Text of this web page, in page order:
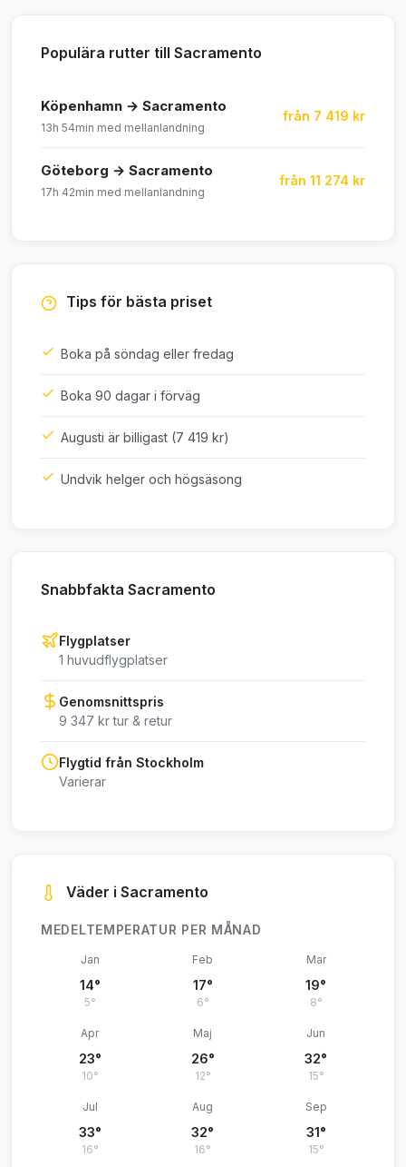
Populära rutter till Sacramento
Köpenhamn → Sacramento
13h 54min med mellanlandning
från 7 419 kr
Göteborg → Sacramento
17h 42min med mellanlandning
från 11 274 kr
Tips för bästa priset
Boka på söndag eller fredag
Boka 90 dagar i förväg
Augusti är billigast (7 419 kr)
Undvik helger och högsäsong
Snabbfakta Sacramento
Flygplatser
1 huvudflygplatser
Genomsnittspris
9 347 kr tur & retur
Flygtid från Stockholm
Varierar
Väder i Sacramento
MEDELTEMPERATUR PER MÅNAD
Jan
14°
5°
Feb
17°
6°
Mar
19°
8°
Apr
23°
10°
Maj
26°
12°
Jun
32°
15°
Jul
33°
16°
Aug
32°
16°
Sep
31°
15°